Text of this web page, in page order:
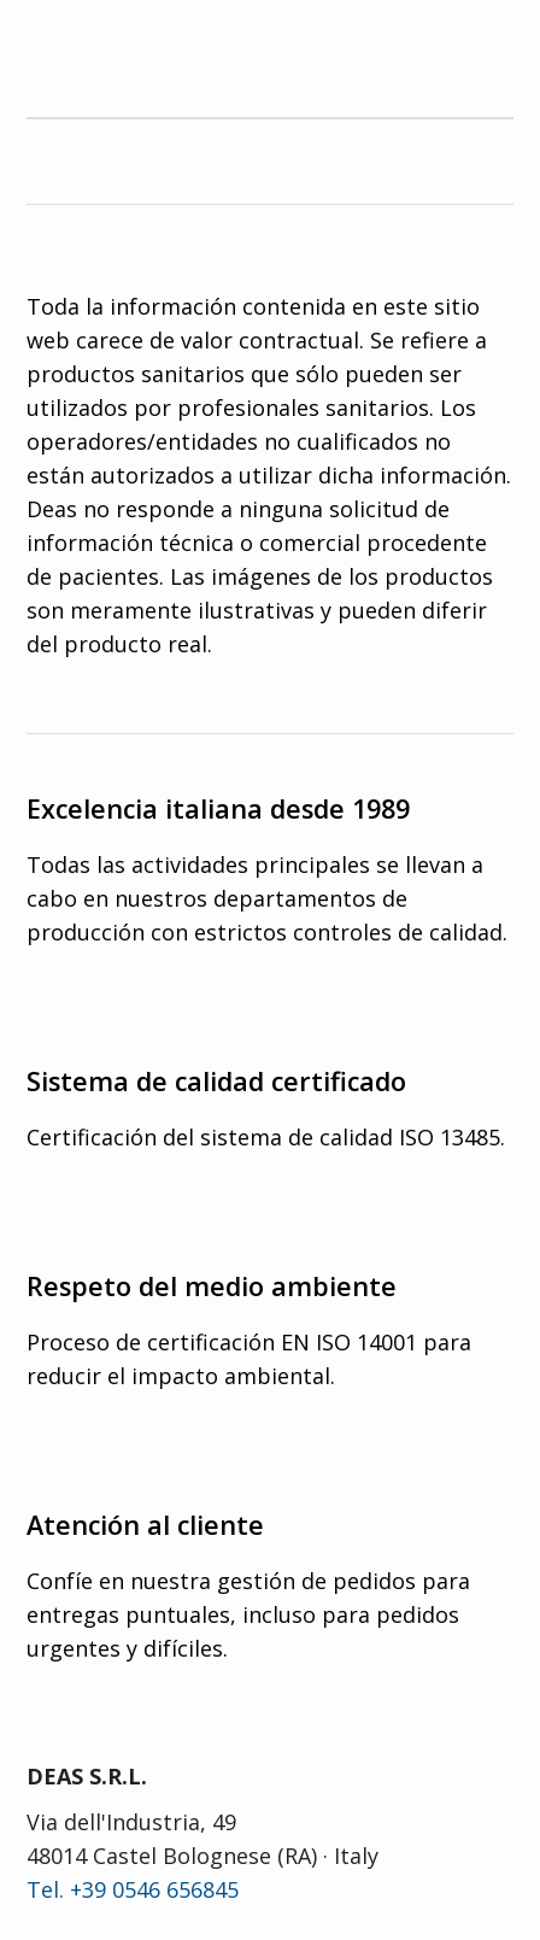
Toda la información contenida en este sitio
web carece de valor contractual. Se refiere a
productos sanitarios que sólo pueden ser
utilizados por profesionales sanitarios. Los
operadores/entidades no cualificados no
están autorizados a utilizar dicha información.
Deas no responde a ninguna solicitud de
información técnica o comercial procedente
de pacientes. Las imágenes de los productos
son meramente ilustrativas y pueden diferir
del producto real.
Excelencia italiana desde 1989
Todas las actividades principales se llevan a
cabo en nuestros departamentos de
producción con estrictos controles de calidad.
Sistema de calidad certificado
Certificación del sistema de calidad ISO 13485.
Respeto del medio ambiente
Proceso de certificación EN ISO 14001 para
reducir el impacto ambiental.
Atención al cliente
Confíe en nuestra gestión de pedidos para
entregas puntuales, incluso para pedidos
urgentes y difíciles.
DEAS S.R.L.
Via dell'Industria, 49
48014 Castel Bolognese (RA) · Italy
Tel. +39 0546 656845